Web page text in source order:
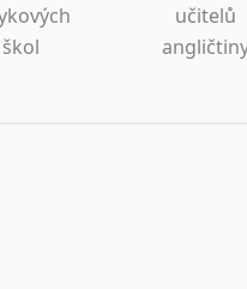
škol
učitelů